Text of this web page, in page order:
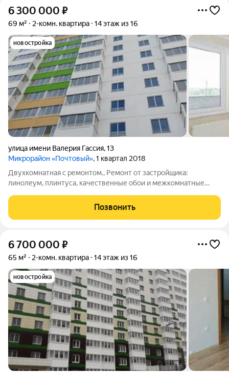
6 300 000 ₽
69 м² 2-комн. квартира 14 этаж из 16
новостройка
улица имени Валерия Гассия,13
Микрорайон «Почтовый», 1 квартал 2018
Двухкомнатная с ремонтом., Ремонт от застройщика:
линолеум, плинтуса, качественные обои и межкомнатные
стороны, два балкона с остеклением. Дом блочный, теплый.
Невысокие коммунальные платежи.
Позвонить
6 700 000 ₽
65 м² 2-комн. квартира 14 этаж из 16
новостройка